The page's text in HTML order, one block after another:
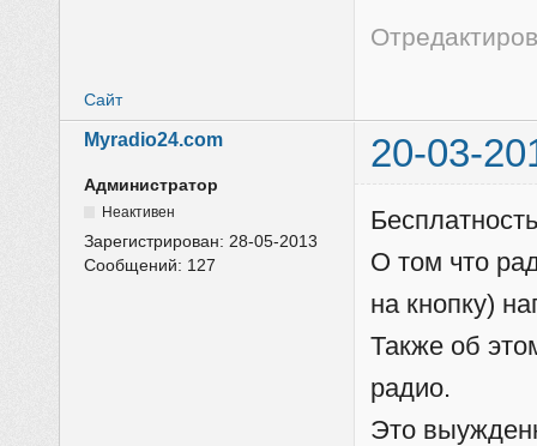
Сайт
Myradio24.com 20-03-
Администратор
Неактивен
Зарегистрирован:28-05-2013
Сообщений: 127
О том что
на кнопку)
Также об
радио.
Это